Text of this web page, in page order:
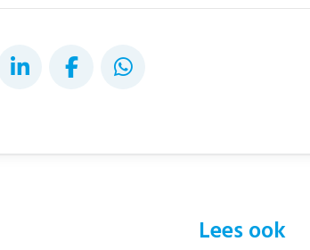
Lees ook